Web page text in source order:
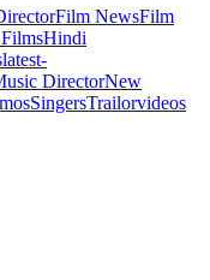
Film NewsFilm
Hindi
latest-
DirectorNew
SingersTrailorvideos